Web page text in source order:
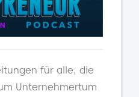
für alle, die
Unternehmertum